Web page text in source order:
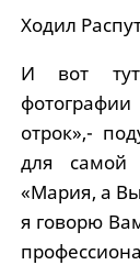
Ходил
И вот
отрок»,-
для самой
«Мария, а
я говорю